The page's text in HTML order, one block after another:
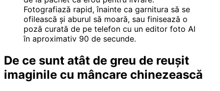
Fotografiază rapid, înainte ca garnitura să se
ofilească și aburul să moară, sau finisează o
poză curată de pe telefon cu un editor foto AI
în aproximativ 90 de secunde.
De ce sunt atât de greu de reușit
imaginile cu mâncare chinezească